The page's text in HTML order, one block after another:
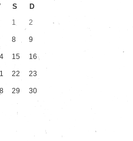
S
D
1
2
8 9
15 16
22 23
29 30